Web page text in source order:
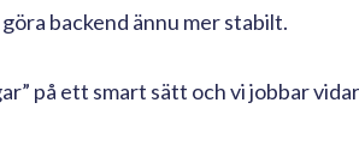
backend ännu mer stabilt.
på ett smart sätt och vi jobbar